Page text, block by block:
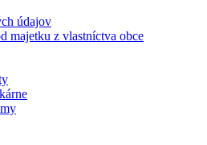
údajov
majetku z vlastníctva obce